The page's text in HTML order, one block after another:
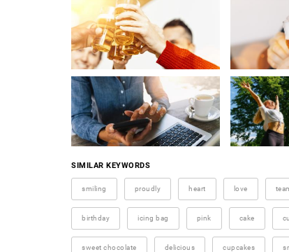
SIMILAR KEYWORDS
smiling proudly heart love
birthday icing bag pink cake
sweet chocolate delicious cupcakes